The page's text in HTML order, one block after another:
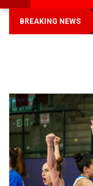
BREAKING NEWS